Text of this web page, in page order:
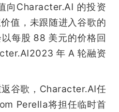
向Character.AI 的投资
值，未跟随进入谷歌的
每股 88 美元的价格回
年 A 轮融资
谷歌，Character.AI任
Perella将担任临时首